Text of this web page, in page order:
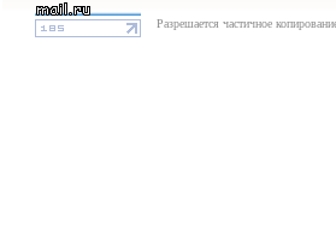
Разрешается частичное